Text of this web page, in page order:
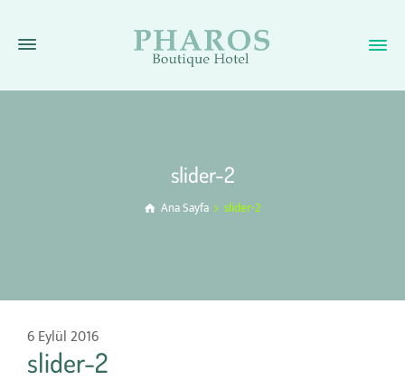
slider-2
Ana Sayfa slider-2
6 Eylül 2016
slider-2